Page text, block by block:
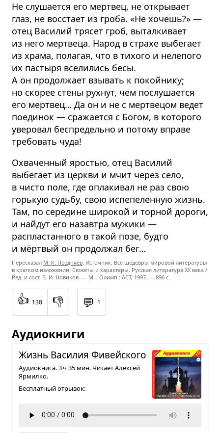
Не слушается его мертвец, не открывает
глаз, не восстает из гроба. «Не хочешь?» —
отец Василий трясет гроб, выталкивает
из него мертвеца. Народ в страхе выбегает
из храма, полагая, что в тихого и нелепого
их пастыря вселились бесы.
А он продолжает взывать к покойнику;
но скорее стены рухнут, чем послушается
его мертвец… Да он и не с мертвецом ведет
поединок — сражается с Богом, в которого
уверовал беспредельно и потому вправе
требовать чуда!
Охваченный яростью, отец Василий
выбегает из церкви и мчит через село,
в чисто поле, где оплакивал не раз свою
горькую судьбу, свою испепеленную жизнь.
Там, по середине широкой и торной дороги,
и найдут его назавтра мужики —
распластанного в такой позе, будто
и мёртвый он продолжал бег…
Пересказал М. К. Поздняев. Источник: Все шедевры мировой литературы
в кратком изложении. Сюжеты и характеры. Русская литература XX века /
Ред. и сост. В. И. Новиков. — М. : Олимп : ACT, 1997. — 896 с.
👍 138 👎 💬 1
Аудиокниги
Жизнь Васи­лия Фивейского
Аудиокнига. 3 ч 35 мин. Читает Алексей
Ярмилко.
Бесплатный отрывок: